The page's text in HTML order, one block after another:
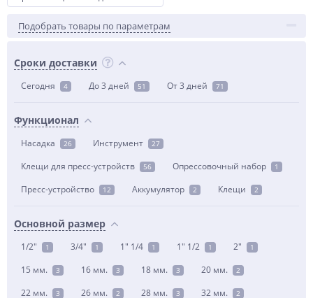
Подобрать товары по параметрам
Сроки доставки
Сегодня 4 До 3 дней 51 От 3 дней 71
Функционал
Насадка 26 Инструмент 27
Клещи для пресс-устройств 56 Опрессовочный набор 1
Пресс-устройство 12 Аккумулятор 2 Клещи 2
Основной размер
1/2" 1 3/4" 1 1" 1/4 1 1" 1/2 1 2" 1
15 мм. 3 16 мм. 3 18 мм. 3 20 мм. 2
22 мм. 3 26 мм. 2 28 мм. 3 32 мм. 2